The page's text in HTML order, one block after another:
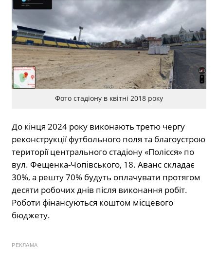
Фото стадіону в квітні 2018 року
До кінця 2024 року виконають третю чергу
реконструкції футбольного поля та благоустрою
території центрального стадіону «Полісся» по
вул. Фещенка-Чопівського, 18. Аванс складає
30%, а решту 70% будуть оплачувати протягом
десяти робочих днів після виконання робіт.
Роботи фінансуються коштом місцевого
бюджету.
РЕКЛАМА